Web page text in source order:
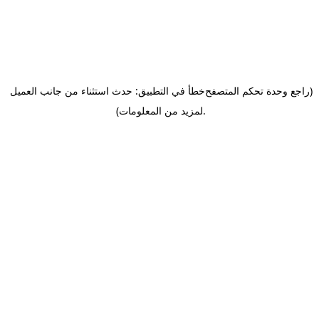
خطأ في التطبيق: حدث استثناء من جانب العميل(راجع وحدة تحكم المتصفح
لمزيد من المعلومات).